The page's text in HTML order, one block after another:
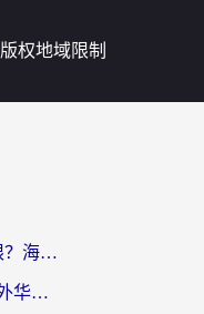
版权地域限制
央视影音当前地区版权受限？海外党追剧看片的终极解决方案来了
交管12123国外能用吗？海外华人亲测有效的回国加速器选择指南